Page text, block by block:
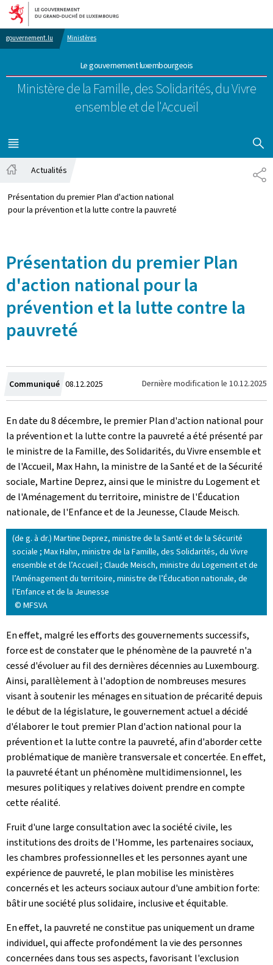
Aller au menu principal
Aller au contenu
gouvernement.lu Ministères
Le gouvernement luxembourgeois
Ministère de la Famille, des Solidarités,du Vivre
ensemble et de l'Accueil
MENU
PRINCIPAL
Actualités
Présentation du premier Plan d'action national
pour la prévention et la lutte contre la pauvreté
Présentation du premier Plan
d'action national pour la
prévention et la lutte contre la
pauvreté
Communiqué Crée
le
08.12.2025 Dernière modification le 10.12.2025
En date du 8 décembre, le premier Plan d'action national pour
la prévention et la lutte contre la pauvreté a été présenté par
le ministre de la Famille, des Solidarités, du Vivre ensemble et
de l'Accueil, Max Hahn, la ministre de la Santé et de la Sécurité
sociale, Martine Deprez, ainsi que le ministre du Logement et
de l'Aménagement du territoire, ministre de l'Éducation
nationale, de l'Enfance et de la Jeunesse, Claude Meisch.
(de g. à dr.) Martine Deprez, ministre de la Santé et de la Sécurité
sociale ; Max Hahn, ministre de la Famille, des Solidarités, du Vivre
ensemble et de l’Accueil ; Claude Meisch, ministre du Logement et de
l’Aménagement du territoire, ministre de l’Éducation nationale, de
l’Enfance et de la Jeunesse
© MFSVA
En effet, malgré les efforts des gouvernements successifs,
force est de constater que le phénomène de la pauvreté n'a
cessé d'évoluer au fil des dernières décennies au Luxembourg.
Ainsi, parallèlement à l'adoption de nombreuses mesures
visant à soutenir les ménages en situation de précarité depuis
le début de la législature, le gouvernement actuel a décidé
d'élaborer le tout premier Plan d'action national pour la
prévention et la lutte contre la pauvreté, afin d'aborder cette
problématique de manière transversale et concertée. En effet,
la pauvreté étant un phénomène multidimensionnel, les
mesures politiques y relatives doivent prendre en compte
cette réalité.
Fruit d'une large consultation avec la société civile, les
institutions des droits de l'Homme, les partenaires sociaux,
les chambres professionnelles et les personnes ayant une
expérience de pauvreté, le plan mobilise les ministères
concernés et les acteurs sociaux autour d'une ambition forte:
bâtir une société plus solidaire, inclusive et équitable.
En effet, la pauvreté ne constitue pas uniquement un drame
individuel, qui affecte profondément la vie des personnes
concernées dans tous ses aspects, favorisant l'exclusion